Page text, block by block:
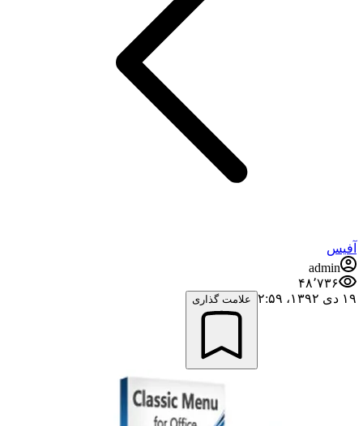
آفیس
admin
۴۸٬۷۳۶
۱۹ دی ۱۳۹۲،‏ ۲:۵۹
علامت گذاری